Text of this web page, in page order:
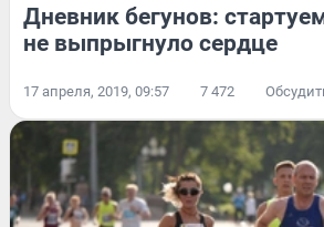
Дневник бегунов:
не выпрыгнуло сердце
17 апреля, 2019, 09:57 7 472